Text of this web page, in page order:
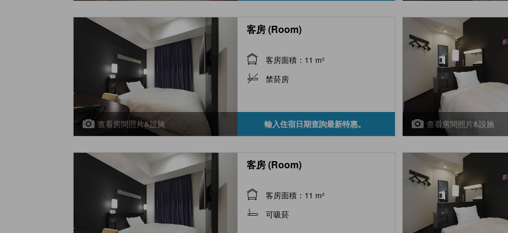
查看房間照片&設施
客房 (Room)
客房面積：11 m²
禁菸房
輸入住宿日期查詢最新特惠。 查看房間照片&設施
客房 (Room)
客房面積：11 m²
可吸菸